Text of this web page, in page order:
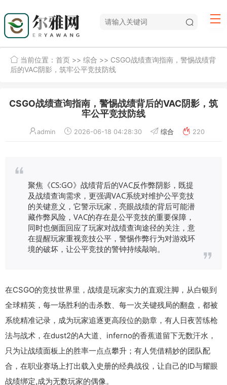
当前位置： 首页 >> 综合 >> CSGO战绩查询指南，警惕战绩背
后的VAC阴影，筑牢公平竞技防线
CSGO战绩查询指南，警惕战绩背后的VAC阴影，筑
牢公平竞技防线
admin 2026-06-18 04:28:30 综合 220
聚焦《CS:GO》战绩背后的VAC反作弊阴影，既提
及战绩查询需求，更强调VAC系统对维护公平竞技
的关键意义，它警示玩家，亮眼战绩的背后可能潜
藏作弊风险，VAC的存在是公平竞技的重要保障，
同时也侧面回应了玩家对战绩查询途径的关注，意
在提醒玩家重视竞技公平，警惕作弊行为对游戏环
境的破坏，让公平竞技的警钟持续敲响。
在CSGO的竞技世界里，战绩是玩家实力的直观注脚，从白银到
全球精英，每一场胜利的击杀数、每一次关键残局的翻盘，都被
系统精准记录，成为玩家追逐更高段位的勋章，有人日夜苦练枪
法与战术，在dust2的A大道、inferno的香蕉道留下无数汗水，
只为让战绩面板上的胜率一点点攀升；有人凭借精妙的团队配
合，在职业赛场上打出载入史册的经典战役，让自己的ID与耀眼
战绩绑定,成为无数玩家的偶像。